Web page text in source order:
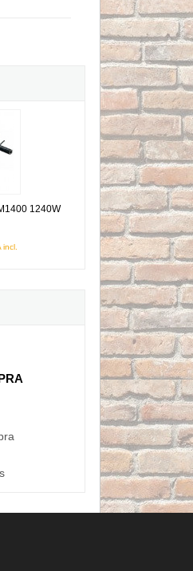
1240W
incl.
1240W 18,1kg.